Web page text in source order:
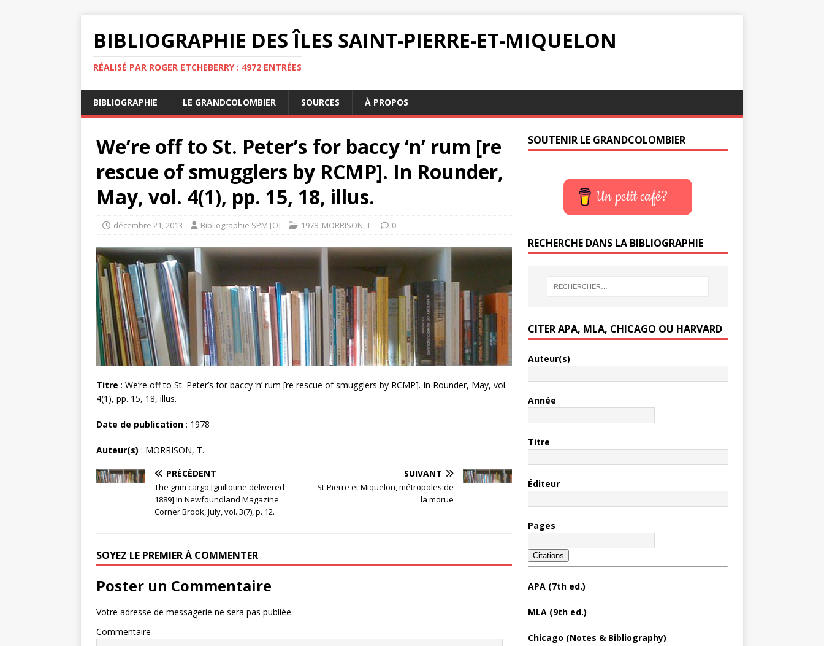
BIBLIOGRAPHIE DES ÎLES SAINT-PIERRE-ET-MIQUELON
RÉALISÉ PAR ROGER ETCHEBERRY : 4972 ENTRÉES
BIBLIOGRAPHIE LE GRANDCOLOMBIER SOURCES À PROPOS
We’re off to St. Peter’s for baccy ‘n’ rum [re
rescue of smugglers by RCMP]. In Rounder,
May, vol. 4(1), pp. 15, 18, illus.
décembre 21, 2013 Bibliographie SPM [O] 1978, MORRISON,T. 0
Titre : We’re off to St. Peter’s for baccy ‘n’ rum [re rescue of smugglers by RCMP]. In Rounder, May, vol.
4(1), pp. 15, 18, illus.
Date de publication : 1978
Auteur(s) : MORRISON, T.
PRÉCÉDENT
The grim cargo [guillotine delivered
1889] In Newfoundland Magazine.
Corner Brook, July, vol. 3(7), p. 12.
SUIVANT
St-Pierre et Miquelon, métropoles de
la morue
SOYEZ LE PREMIER À COMMENTER
Poster un Commentaire
Votre adresse de messagerie ne sera pas publiée.
Commentaire
SOUTENIR LE GRANDCOLOMBIER
Un petit café?
RECHERCHE DANS LA BIBLIOGRAPHIE
CITER APA, MLA, CHICAGO OU HARVARD
Auteur(s)
Année
Titre
Éditeur
Pages
Citations
APA (7th ed.)
MLA (9th ed.)
Chicago (Notes & Bibliography)